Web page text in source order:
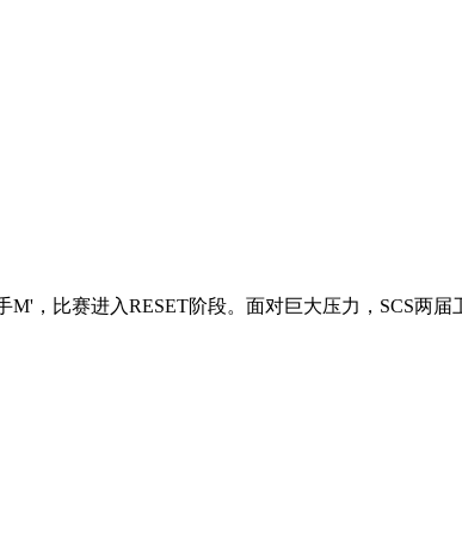
比赛进入RESET阶段。面对巨大压力，SCS两